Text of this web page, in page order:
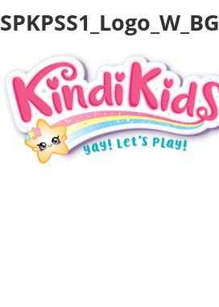
SPKPSS1_Logo_W_BG